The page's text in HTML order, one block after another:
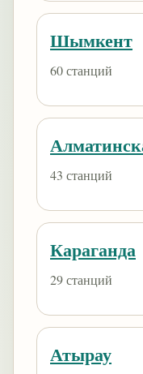
Шымкент
60 станций
43 станций
Караганда
29 станций
Атырау